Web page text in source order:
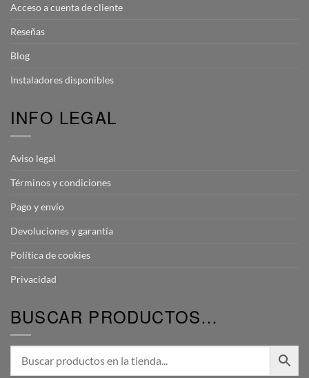
Acceso a cuenta de cliente
Reseñas
Blog
Instaladores disponibles
INFO LEGAL
Aviso legal
Términos y condiciones
Pago y envío
Devoluciones y garantía
Política de cookies
Privacidad
BUSCAR PRODUCTOS…